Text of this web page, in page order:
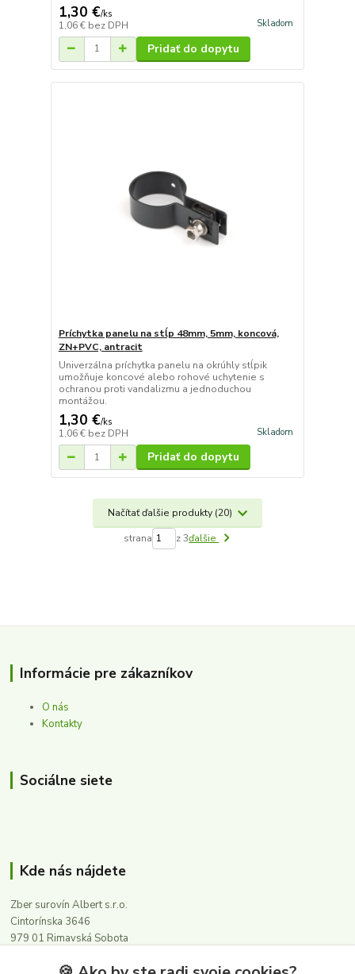
1,30 €/ks
1,06 € bez DPH Skladom
Pridať do dopytu
Príchytka panelu na stĺp 48mm, 5mm, koncová,
ZN+PVC, antracit
Univerzálna príchytka panelu na okrúhly stĺpik
umožňuje koncové alebo rohové uchytenie s
ochranou proti vandalizmu a jednoduchou
montážou.
1,30 €/ks
1,06 € bez DPH Skladom
Pridať do dopytu
Načítať ďalšie produkty (20)
strana z 3ďalšie
Informácie pre zákazníkov
O nás
Kontakty
Sociálne siete
Kde nás nájdete
Zber surovín Albert s.r.o.
Cintorínska 3646
979 01 Rimavská Sobota